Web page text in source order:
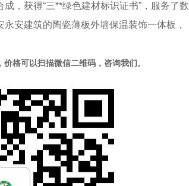
，获得“三**绿色建材标识证书”，服务了数
安建筑的陶瓷薄板外墙保温装饰一体板，
格可以扫描微信二维码，咨询我们。